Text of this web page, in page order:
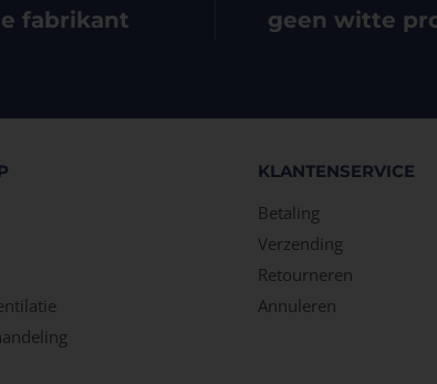
fabrikant
geen witte
KLANTENSERVICE
Betaling
Verzending
Retourneren
Annuleren